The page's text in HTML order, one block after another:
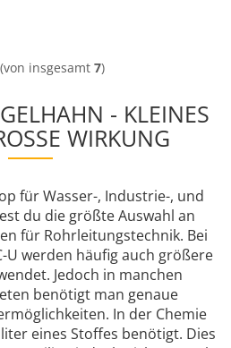
insgesamt 7)
- KLEINES
WIRKUNG
für Wasser-, Industrie-, und
du die größte Auswahl an
für Rohrleitungstechnik. Bei
U werden häufig auch größere
Jedoch in manchen
benötigt man genaue
In der Chemie
eines Stoffes benötigt. Dies